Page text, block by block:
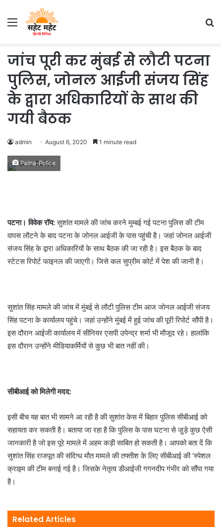
Menu
जांच पूरी कर मुंबई से लौटी पटना
पुलिस, जोनल आईजी संजय सिंह
के द्वारा अधिकारियों के साथ की
गयी बैठक
admin August 6, 2020 1 minute read
Patna-Police
पटना। विवेक रॉय:सुशांत मामले की जांच करने मुम्बई गई पटना पुलिस की टीम
वापस लौटने के बाद पटना के जोनल आईजी के पास पहुंची है। जहां जोनल आईजी
संजय सिंह के द्वारा अधिकारियों के साथ बैठक की जा रही है। इस बैठक के बाद
स्टेटस रिपोर्ट फाइनल की जाएगी। जिसे कल सुप्रीम कोर्ट में पेश की जानी है।
सुशांत सिंह मामले की जांच में मुंबई से लौटी पुलिस टीम आज जोनल आईजी संजय
सिंह पटना के कार्यालय पहुंचे। जहां उन्होंने मुंबई में हुई जांच की पूरी रिपोर्ट सौंपी है।
इस दौरान आईजी कार्यालय में सीनियर एसपी उपेन्द्र शर्मा भी मौजूद रहे। हालांकि
इस दौरान उन्होंने मीडियाकर्मियों से कुछ भी बात नहीं की।
सीबीआई को मिलेगी मदद:
इसी बीच यह बात भी सामने आ रही है की सुशांत केस में बिहार पुलिस सीबीआई को
सहायता कर सकती है। बताया जा रहा है कि पुलिस के पास घटना से जु़ड़े कुछ ऐसी
जानकारी है जो इस पूरे मामले में अहम कड़ी साबित हो सकती है। आपको बता दें कि
सुशांत सिंह राजपूत की संदिग्ध मौत मामले की तफ्तीश के लिए सीबीआई की ‘स्पेशल
क्राइम की टीम बनाई गई है। जिसके नेतृत्व डीआईजी गगनदीप गंभीर को सौंपा गया
है।
Related Articles